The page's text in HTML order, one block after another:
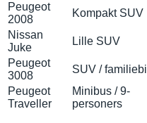
Peugeot
2008
Kompakt SUV
Nissan
Juke
Lille SUV
Peugeot
3008
SUV / familiebil
Peugeot
Traveller
Minibus / 9-
personers